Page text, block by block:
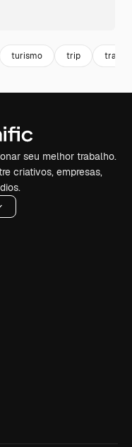
turismo trip travel
seu melhor trabalho.
criativos, empresas,